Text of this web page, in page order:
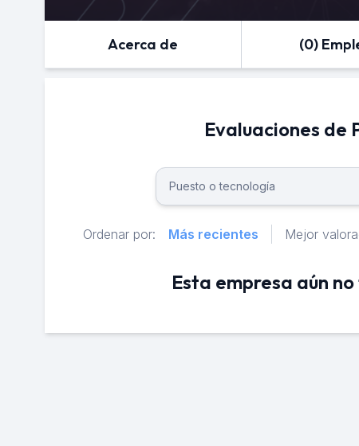
Acerca de (0)
Evaluaciones de
Ordenar por: Más recientes Mejor
Esta empresa aún